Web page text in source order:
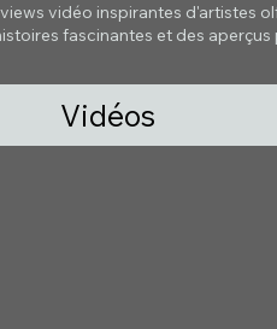
vidéo inspirantes d'artistes
fascinantes et des
Vidéos